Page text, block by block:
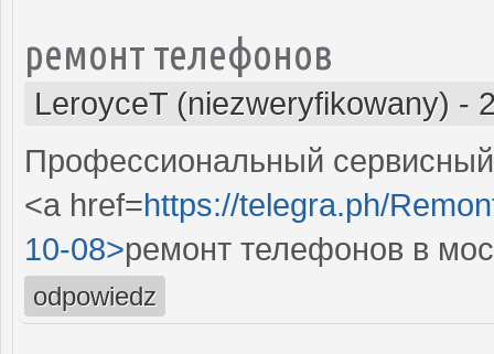
ремонт телефонов
LeroyceT (niezweryfikowany) -
Профессиональный
<a href=https://telegra.ph/
10-08>ремонт телефонов в
odpowiedz